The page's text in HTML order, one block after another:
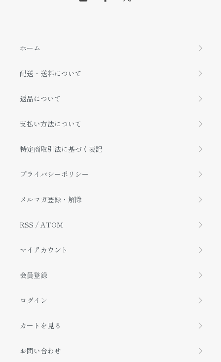
ホーム
配送・送料について
返品について
支払い方法について
特定商取引法に基づく表記
プライバシーポリシー
メルマガ登録・解除
RSS / ATOM
マイアカウント
会員登録
ログイン
カートを見る
お問い合わせ